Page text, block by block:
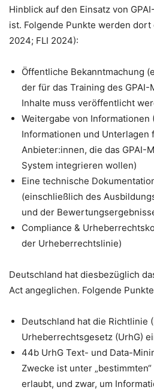
Hinblick auf den Einsatz von
ist. Folgende Punkte werden dort
2024; FLI 2024):
Öffentliche Bekanntmachung
der für das Training des
Inhalte muss veröffentlicht
Weitergabe von Informationen
Informationen und Unterlagen
Anbieter:innen, die das GPAI-
System integrieren wollen)
Eine technische
(einschließlich des
und der
Compliance &
der Urheberrechtslinie)
Deutschland hat diesbezüglich
Act angeglichen. Folgende
Deutschland hat die Richtlinie
Urheberrechtsgesetz (UrhG)
44b UrhG Text- und Data-
Zwecke ist unter
erlaubt, und zwar, um